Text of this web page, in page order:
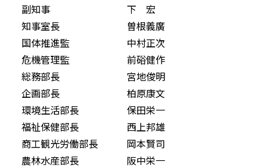
副知事 下 宏
知事室長 曽根義廣
国体推進監 中村正次
危機管理監 前硲健作
総務部長 宮地俊明
企画部長 柏原康文
環境生活部長 保田栄一
福祉保健部長 西上邦雄
商工観光労働部長 岡本賢司
農林水産部長 阪中栄一